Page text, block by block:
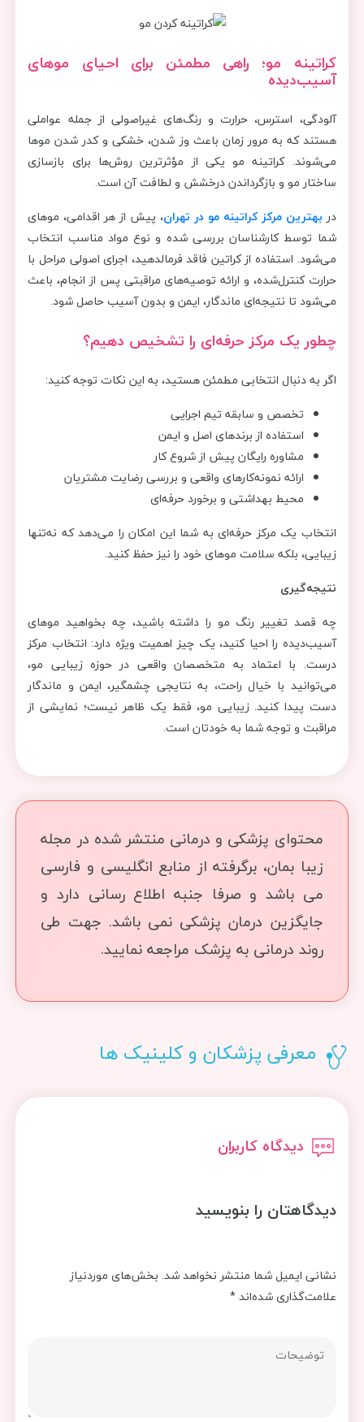
کراتینه مو؛ راهی مطمئن برای احیای موهای
آسیب‌دیده
آلودگی، استرس، حرارت و رنگ‌های غیراصولی از جمله عواملی
هستند که به مرور زمان باعث وز شدن، خشکی و کدر شدن موها
می‌شوند. کراتینه مو یکی از مؤثرترین روش‌ها برای بازسازی
ساختار مو و بازگرداندن درخشش و لطافت آن است.
در بهترین مرکز کراتینه مو در تهران، پیش از هر اقدامی، موهای
شما توسط کارشناسان بررسی شده و نوع مواد مناسب انتخاب
می‌شود. استفاده از کراتین فاقد فرمالدهید، اجرای اصولی مراحل با
حرارت کنترل‌شده، و ارائه توصیه‌های مراقبتی پس از انجام، باعث
می‌شود تا نتیجه‌ای ماندگار، ایمن و بدون آسیب حاصل شود.
چطور یک مرکز حرفه‌ای را تشخیص دهیم؟
اگر به دنبال انتخابی مطمئن هستید، به این نکات توجه کنید:
تخصص و سابقه تیم اجرایی
استفاده از برندهای اصل و ایمن
مشاوره رایگان پیش از شروع کار
ارائه نمونه‌کارهای واقعی و بررسی رضایت مشتریان
محیط بهداشتی و برخورد حرفه‌ای
انتخاب یک مرکز حرفه‌ای به شما این امکان را می‌دهد که نه‌تنها
زیبایی، بلکه سلامت موهای خود را نیز حفظ کنید.
نتیجه‌گیری
چه قصد تغییر رنگ مو را داشته باشید، چه بخواهید موهای
آسیب‌دیده را احیا کنید، یک چیز اهمیت ویژه دارد: انتخاب مرکز
درست. با اعتماد به متخصصان واقعی در حوزه زیبایی مو،
می‌توانید با خیال راحت، به نتایجی چشمگیر، ایمن و ماندگار
دست پیدا کنید. زیبایی مو، فقط یک ظاهر نیست؛ نمایشی از
مراقبت و توجه شما به خودتان است.
محتوای پزشکی و درمانی منتشر شده در مجله
زیبا بمان، برگرفته از منابع انگلیسی و فارسی
می باشد و صرفا جنبه اطلاع رسانی دارد و
جایگزین درمان پزشکی نمی باشد. جهت طی
روند درمانی به پزشک مراجعه نمایید.
معرفی پزشکان و کلینیک ها
دیدگاه کاربران
دیدگاهتان را بنویسید
نشانی ایمیل شما منتشر نخواهد شد. بخش‌های موردنیاز
علامت‌گذاری شده‌اند*